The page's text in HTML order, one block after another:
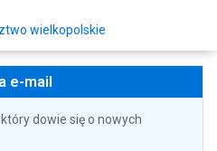
wielkopolskie
e-mail
dowie się o nowych